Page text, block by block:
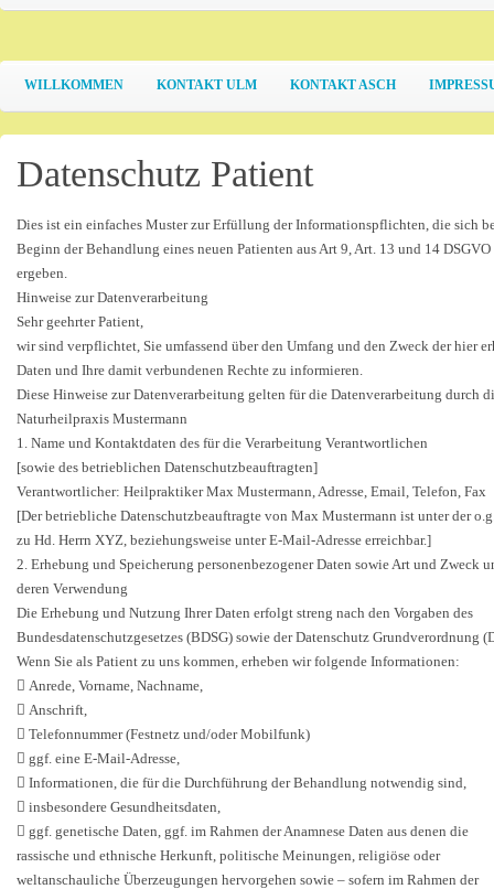
WILLKOMMEN KONTAKT ULM KONTAKT ASCH
Datenschutz Patient
Dies ist ein einfaches Muster zur Erfüllung der Informationspflichten, die sich
Beginn der Behandlung eines neuen Patienten aus Art 9, Art. 13 und 14 DSGVO
ergeben.
Hinweise zur Datenverarbeitung
Sehr geehrter Patient,
wir sind verpflichtet, Sie umfassend über den Umfang und den Zweck der hier
Daten und Ihre damit verbundenen Rechte zu informieren.
Diese Hinweise zur Datenverarbeitung gelten für die Datenverarbeitung durch
Naturheilpraxis Mustermann
1. Name und Kontaktdaten des für die Verarbeitung Verantwortlichen
[sowie des betrieblichen Datenschutzbeauftragten]
Verantwortlicher: Heilpraktiker Max Mustermann, Adresse, Email, Telefon, Fax
[Der betriebliche Datenschutzbeauftragte von Max Mustermann ist unter der
zu Hd. Herrn XYZ, beziehungsweise unter E-Mail-Adresse erreichbar.]
2. Erhebung und Speicherung personenbezogener Daten sowie Art und Zweck
deren Verwendung
Die Erhebung und Nutzung Ihrer Daten erfolgt streng nach den Vorgaben des
Bundesdatenschutzgesetzes (BDSG) sowie der Datenschutz Grundverordnung
Wenn Sie als Patient zu uns kommen, erheben wir folgende Informationen:
 Anrede, Vorname, Nachname,
 Anschrift,
 Telefonnummer (Festnetz und/oder Mobilfunk)
 ggf. eine E-Mail-Adresse,
 Informationen, die für die Durchführung der Behandlung notwendig sind,
 insbesondere Gesundheitsdaten,
 ggf. genetische Daten, ggf. im Rahmen der Anamnese Daten aus denen die
rassische und ethnische Herkunft, politische Meinungen, religiöse oder
weltanschauliche Überzeugungen hervorgehen sowie – sofern im Rahmen der